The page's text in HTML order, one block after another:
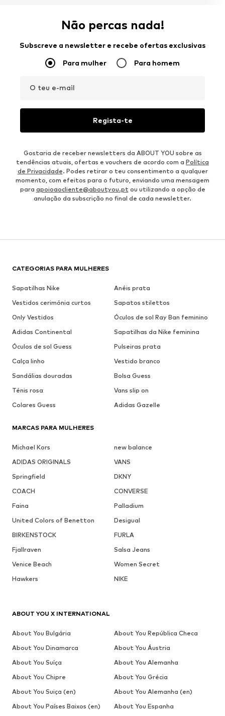
Não percas nada!
Subscreve a newsletter e recebe ofertas exclusivas
Para mulher Para homem
O teu e-mail
Regista-te
Gostaria de receber newsletters da ABOUT YOU sobre as
tendências atuais, ofertas e vouchers de acordo com a Política
de Privacidade. Podes retirar o teu consentimento a qualquer
momento, com efeitos para o futuro, enviando uma mensagem
para apoioaocliente@aboutyou.pt ou utilizando a opção de
anulação da subscrição no final de cada newsletter.
CATEGORIAS PARA MULHERES
Sapatilhas Nike
Anéis prata
Vestidos cerimónia curtos
Sapatos stilettos
Only Vestidos
Óculos de sol Ray Ban feminino
Adidas Continental
Sapatilhas da Nike feminina
Óculos de sol Guess
Pulseiras prata
Calça linho
Vestido branco
Sandálias douradas
Bolsa Guess
Ténis rosa
Vans slip on
Colares Guess
Adidas Gazelle
MARCAS PARA MULHERES
Michael Kors
new balance
ADIDAS ORIGINALS
VANS
Springfield
DKNY
COACH
CONVERSE
Faina
Palladium
United Colors of Benetton
Desigual
BIRKENSTOCK
FURLA
Fjallraven
Salsa Jeans
Venice Beach
Women Secret
Hawkers
NIKE
ABOUT YOU X INTERNATIONAL
About You Bulgária
About You República Checa
About You Dinamarca
About You Áustria
About You Suíça
About You Alemanha
About You Chipre
About You Grécia
About You Suiça (en)
About You Alemanha (en)
About You Países Baixos (en)
About You Espanha